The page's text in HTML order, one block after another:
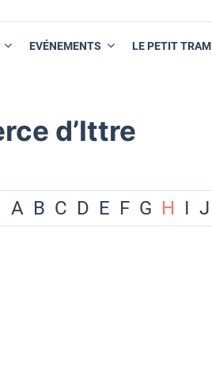
EVÉNEMENTS LE PETIT TRAM
d’Ittre
A B C D E F G H I J